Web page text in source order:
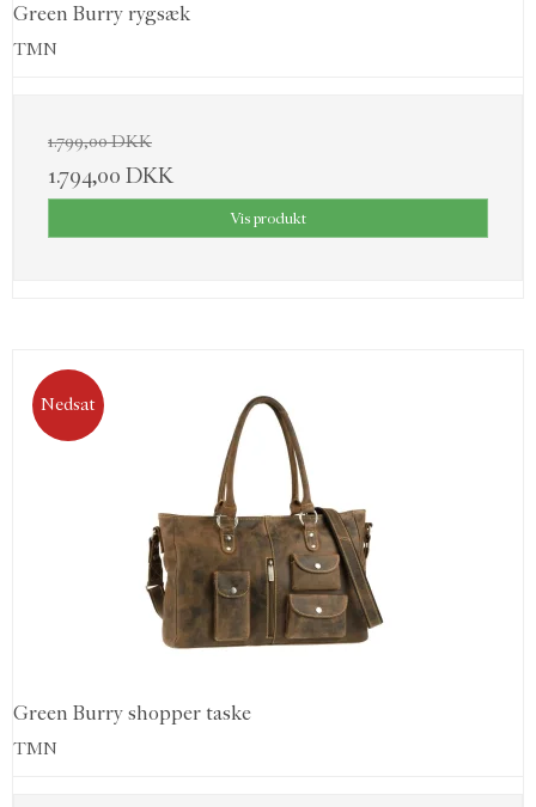
Green Burry rygsæk
TMN
1.799,00 DKK
1.794,00 DKK
Vis produkt
Nedsat
Green Burry shopper taske
TMN